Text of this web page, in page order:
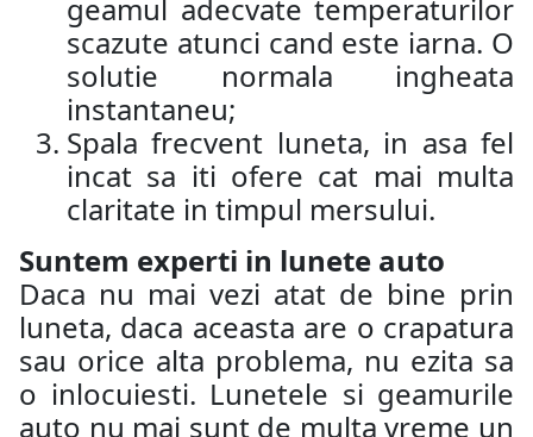
geamul adecvate temperaturilor
scazute atunci cand este iarna. O
solutie normala ingheata
instantaneu;
Spala frecvent luneta, in asa fel
incat sa iti ofere cat mai multa
claritate in timpul mersului.
Suntem experti in lunete auto
Daca nu mai vezi atat de bine prin
luneta, daca aceasta are o crapatura
sau orice alta problema, nu ezita sa
o inlocuiesti. Lunetele si geamurile
auto nu mai sunt de multa vreme un